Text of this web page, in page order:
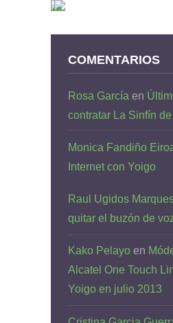
COMENTARIOS
Rosa García en
contratar La Sinfín
Monica Fandiño
Internet con Yoigo
Raul Ugidos
quitar el buzón de
Kako Pelayo en
Alcatel One Touch
Yoigo en julio 2013